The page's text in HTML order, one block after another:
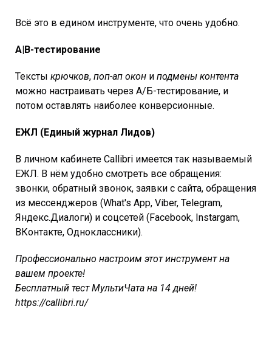
Всё это в едином инструменте, что очень удобно.
A|B-тестирование
Тексты крючков, поп-ап окон и подмены контента
можно настраивать через А/Б-тестирование, и
потом оставлять наиболее конверсионные.
ЕЖЛ (Единый журнал Лидов)
В личном кабинете Callibri имеется так называемый
ЕЖЛ. В нём удобно смотреть все обращения:
звонки, обратный звонок, заявки с сайта, обращения
из мессенджеров (What's App, Viber, Telegram,
Яндекс.Диалоги) и соцсетей (Facebook, Instargam,
ВКонтакте, Одноклассники).
Профессионально настроим этот инструмент на
вашем проекте!
Бесплатный тест МультиЧата на 14 дней!
https://callibri.ru/